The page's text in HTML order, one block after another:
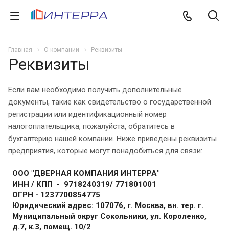
Главная О компании Реквизиты
Реквизиты
Если вам необходимо получить дополнительные
документы, такие как свидетельство о государственной
регистрации или идентификационный номер
налогоплательщика, пожалуйста, обратитесь в
бухгалтерию нашей компании. Ниже приведены реквизиты
предприятия, которые могут понадобиться для связи:
ООО "ДВЕРНАЯ КОМПАНИЯ ИНТЕРРА"
ИНН / КПП - 9718240319/ 771801001
ОГРН - 1237700854775
Юридический адрес: 107076, г. Москва, вн. тер. г.
Муниципальный округ Сокольники, ул. Короленко,
д.7, к.3, помещ. 10/2